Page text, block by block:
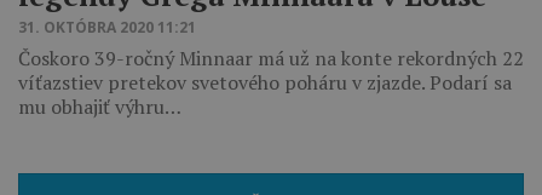
31. OKTÓBRA 2020 11:21
Čoskoro 39-ročný Minnaar má už na konte rekordných 22
víťazstiev pretekov svetového poháru v zjazde. Podarí sa
mu obhajiť výhru…